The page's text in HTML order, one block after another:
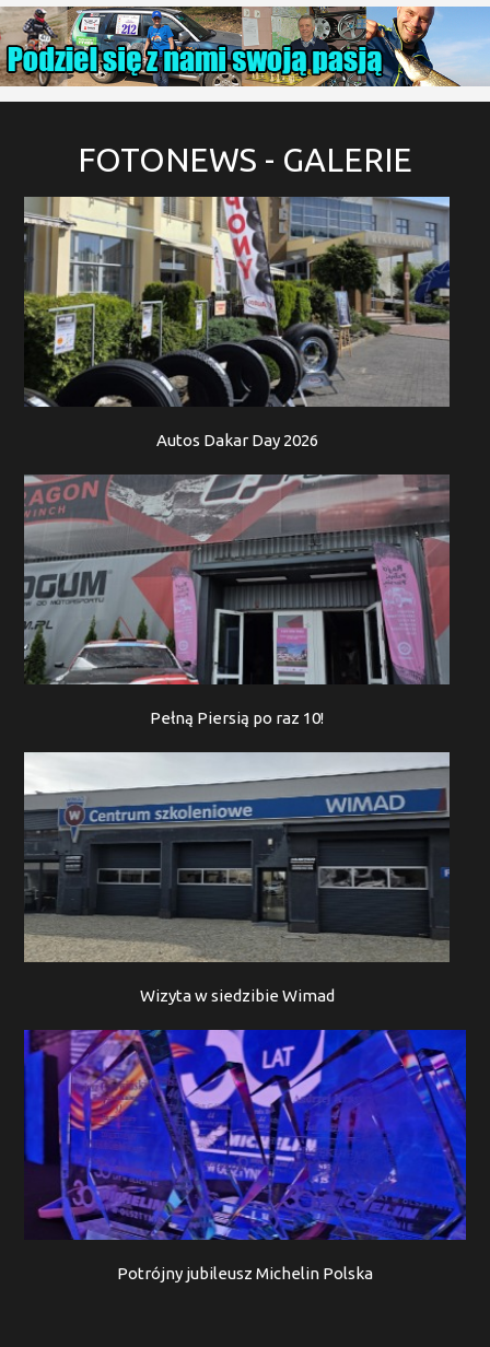
FOTONEWS - GALERIE
Autos Dakar Day 2026
Pełną Piersią po raz 10!
Wizyta w siedzibie Wimad
Potrójny jubileusz Michelin Polska